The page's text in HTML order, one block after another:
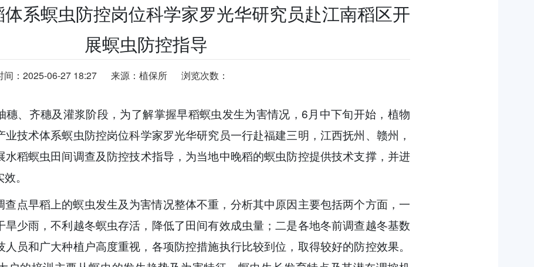
系螟虫防控岗位科学家罗光华研究员赴江南稻区开
展螟虫防控指导
间：2025-06-27 18:27 来源：植保所 浏览次数：
穗、齐穗及灌浆阶段，为了解掌握早稻螟虫发生为害情况，6月中下旬开始， 植物
业技术体系螟虫防控岗位科学家罗光华研究员一行赴福建三明，江西抚州、赣州，
水稻螟虫田间调查及防控技术指导，为当地中晚稻的螟虫防控提供技术支撑，并进
。
查点早稻上的螟虫发生及为害情况整体不重，分析其中原因主要包括两个方面，一
旱少雨，不利越冬螟虫存活，降低了田间有效成虫量；二是各地冬前调查越冬基数
员和广大种植户高度重视，各项防控措施执行比较到位，取得较好的防控效果。